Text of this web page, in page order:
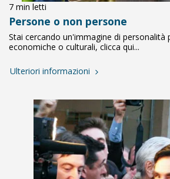
7 min letti
Persone o non persone
Stai cercando un'immagine di personalità
economiche o culturali, clicca qui...
Ulteriori informazioni